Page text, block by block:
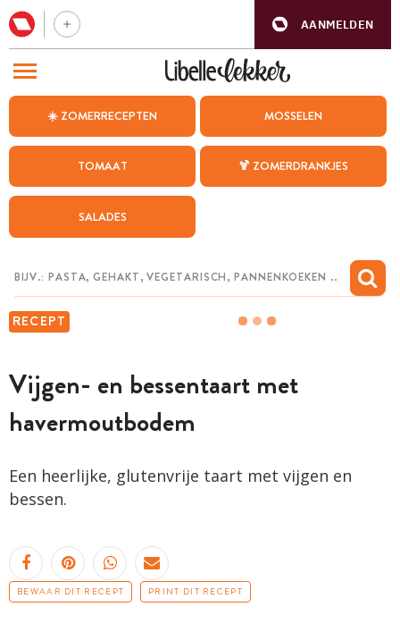
AANMELDEN
☀️ ZOMERRECEPTEN MOSSELEN
TOMAAT 🍹 ZOMERDRANKJES
SALADES
RECEPT
Vijgen- en bessentaart met
havermoutbodem
Een heerlijke, glutenvrije taart met vijgen en
bessen.
BEWAAR DIT RECEPT PRINT DIT RECEPT
BEZOEK ONZE ANDERE WEBSITES
WEEKMENU
CHAT MET MAIA
MIJN BEWAARDE RECEPTEN